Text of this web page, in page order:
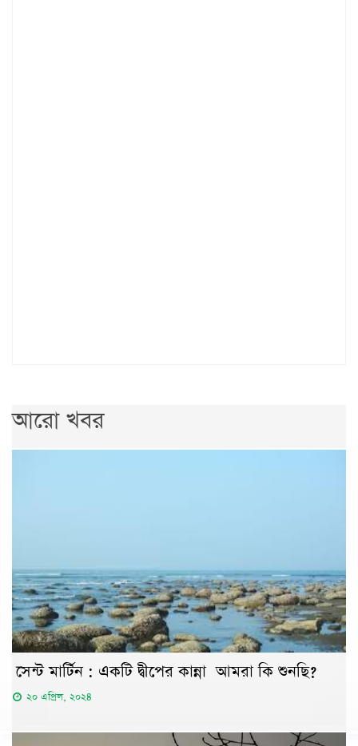
আরো খবর
সেন্ট মার্টিন : একটি দ্বীপের কান্না আমরা কি শুনছি?
২০ এপ্রিল, ২০২৪